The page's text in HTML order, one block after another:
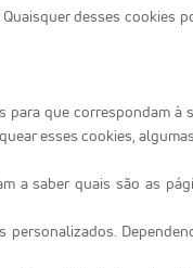
desses cookies
para que correspondam à
esses cookies,
a saber quais são as
personalizados.